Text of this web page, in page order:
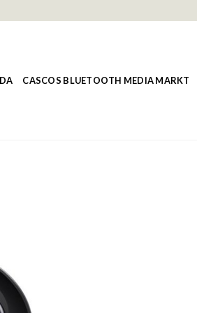
CASCOS BLUETOOTH MEDIA MARKT